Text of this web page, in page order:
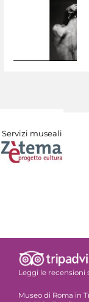
Servizi museali
Leggi le recensioni
Museo di Roma in